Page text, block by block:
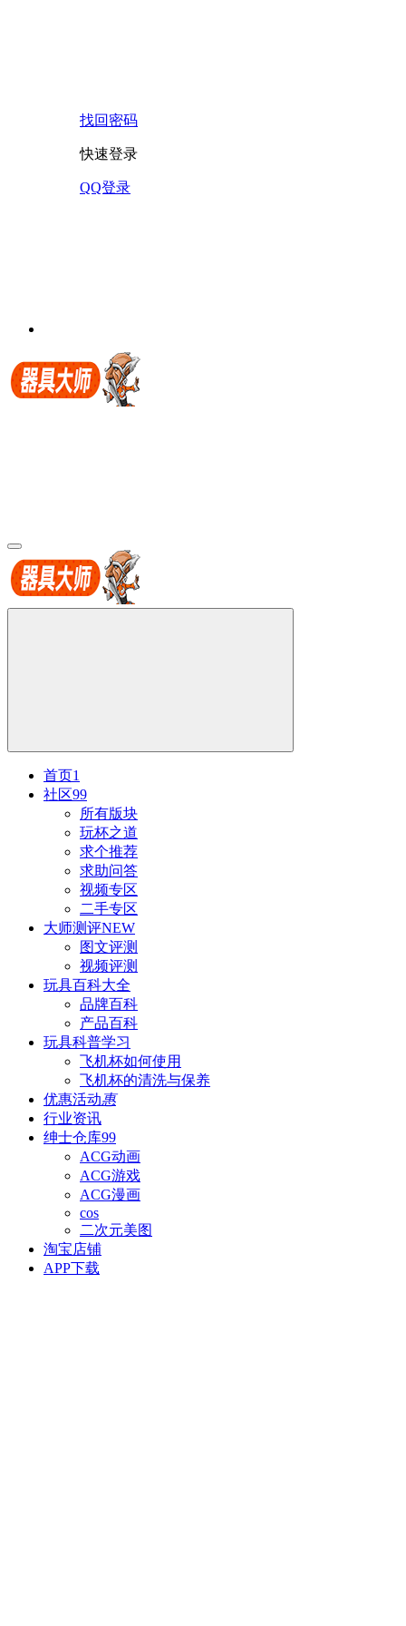
找回密码
快速登录
QQ登录
首页1
社区99
所有版块
玩杯之道
求个推荐
求助问答
视频专区
二手专区
大师测评NEW
图文评测
视频评测
玩具百科大全
品牌百科
产品百科
玩具科普学习
飞机杯如何使用
飞机杯的清洗与保养
优惠活动惠
行业资讯
绅士仓库99
ACG动画
ACG游戏
ACG漫画
cos
二次元美图
淘宝店铺
APP下载